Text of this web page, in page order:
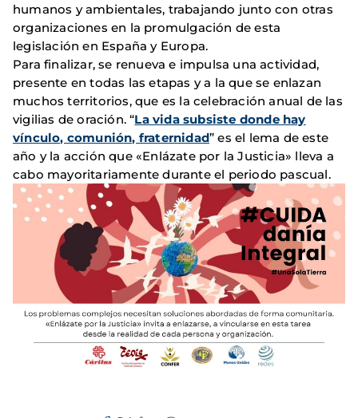
humanos y ambientales, trabajando junto con otras
organizaciones en la promulgación de esta
legislación en España y Europa.
Para finalizar, se renueva e impulsa una actividad,
presente en todas las etapas y a la que se enlazan
muchos territorios, que es la celebración anual de las
vigilias de oración. “La vida subsiste donde hay
vínculo, comunión, fraternidad” es el lema de este
año y la acción que «Enlázate por la Justicia» lleva a
cabo mayoritariamente durante el periodo pascual.